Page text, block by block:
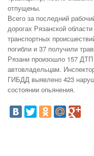
отпущены.
Всего за последний
дорогах Рязанской
транспортных
погибли и 37 получили
Рязани произошло 157
автовладельцам.
ГИБДД выявлено 423
состоянии опьянения.